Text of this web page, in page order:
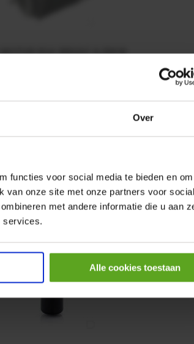
Over
functies voor social media te bieden en
van onze site met onze partners voor social
met andere informatie die u aan
services.
Alle cookies toestaan
B14 380VAC 0,25KW